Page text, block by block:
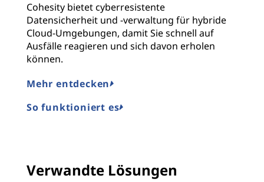
Cohesity bietet cyberresistente
Datensicherheit und -verwaltung für hybride
Cloud-Umgebungen, damit Sie schnell auf
Ausfälle reagieren und sich davon erholen
können.
Mehr entdecken
So funktioniert es
Verwandte Lösungen